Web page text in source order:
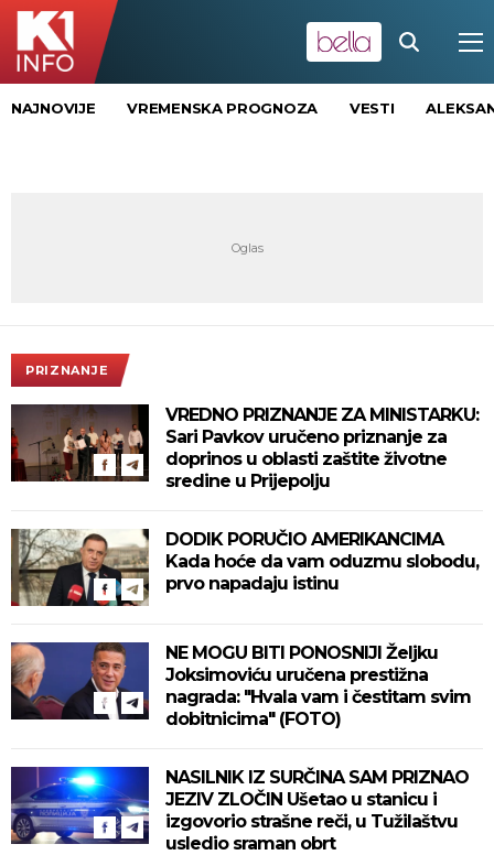
NAJNOVIJE VREMENSKA PROGNOZA VESTI
PRIZNANJE
VREDNO PRIZNANJE ZA MINISTARKU:
Sari Pavkov uručeno priznanje za
doprinos u oblasti zaštite životne
sredine u Prijepolju
DODIK PORUČIO AMERIKANCIMA
Kada hoće da vam oduzmu slobodu,
prvo napadaju istinu
NE MOGU BITI PONOSNIJI Željku
Joksimoviću uručena prestižna
nagrada: "Hvala vam i čestitam svim
dobitnicima" (FOTO)
NASILNIK IZ SURČINA SAM PRIZNAO
JEZIV ZLOČIN Ušetao u stanicu i
izgovorio strašne reči, u Tužilaštvu
usledio sraman obrt